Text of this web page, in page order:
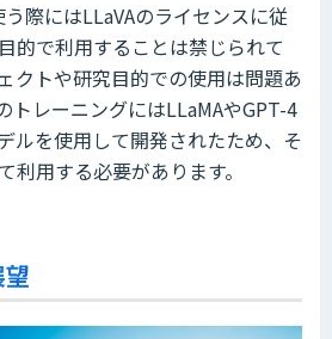
際にはLLaVAのライセンスに従
的で利用することは禁じられて
クトや研究目的での使用は問題あ
トレーニングにはLLaMAやGPT-4
ルを使用して開発されたため、そ
利用する必要があります。